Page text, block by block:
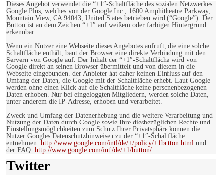
Dieses Angebot verwendet die “+1″-Schaltfläche des sozialen Netzwerkes
Google Plus, welches von der Google Inc., 1600 Amphitheatre Parkway,
Mountain View, CA 94043, United States betrieben wird (“Google”). Der
Button ist an dem Zeichen “+1″ auf weißem oder farbigen Hintergrund
erkennbar.
Wenn ein Nutzer eine Webseite dieses Angebotes aufruft, die eine solche
Schaltfläche enthält, baut der Browser eine direkte Verbindung mit den
Servern von Google auf. Der Inhalt der “+1″-Schaltfläche wird von
Google direkt an seinen Browser übermittelt und von diesem in die
Webseite eingebunden. der Anbieter hat daher keinen Einfluss auf den
Umfang der Daten, die Google mit der Schaltfläche erhebt. Laut Google
werden ohne einen Klick auf die Schaltfläche keine personenbezogenen
Daten erhoben. Nur bei eingeloggten Mitgliedern, werden solche Daten,
unter anderem die IP-Adresse, erhoben und verarbeitet.
Zweck und Umfang der Datenerhebung und die weitere Verarbeitung und
Nutzung der Daten durch Google sowie Ihre diesbezüglichen Rechte und
Einstellungsmöglichkeiten zum Schutz Ihrer Privatsphäre können die
Nutzer Googles Datenschutzhinweisen zu der “+1″-Schaltfläche
entnehmen: http://www.google.com/intl/de/+/policy/+1button.html und
der FAQ: http://www.google.com/intl/de/+1/button/.
Twitter